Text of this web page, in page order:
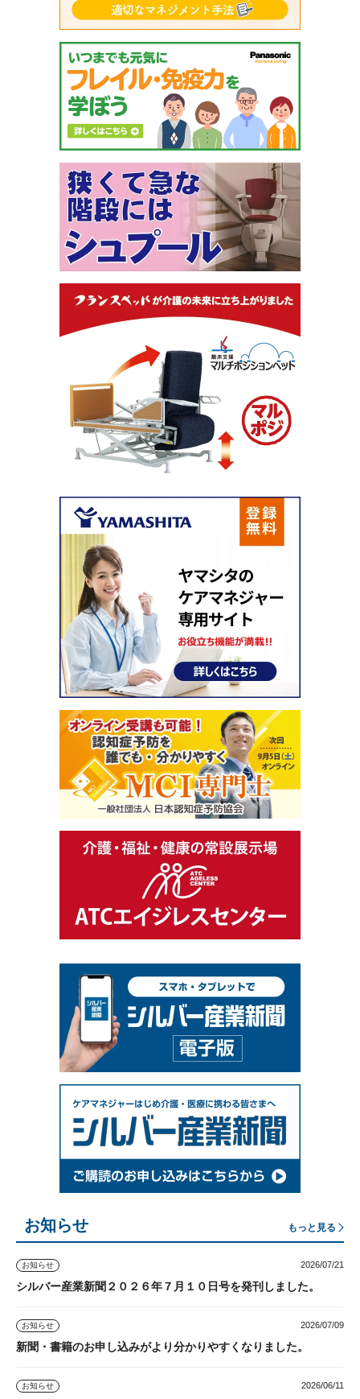
お知らせ もっと見る
お知らせ 2026/07/21
シルバー産業新聞２０２６年７月１０日号を発刊しました。
お知らせ 2026/07/09
新聞・書籍のお申し込みがより分かりやすくなりました。
お知らせ 2026/06/11